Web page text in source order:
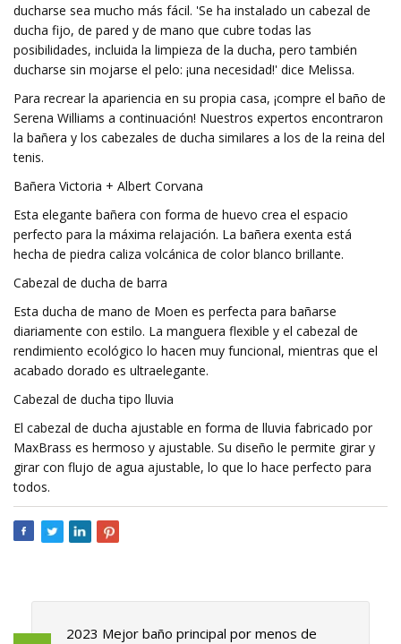
ducharse sea mucho más fácil. 'Se ha instalado un cabezal de
ducha fijo, de pared y de mano que cubre todas las
posibilidades, incluida la limpieza de la ducha, pero también
ducharse sin mojarse el pelo: ¡una necesidad!' dice Melissa.
Para recrear la apariencia en su propia casa, ¡compre el baño de
Serena Williams a continuación! Nuestros expertos encontraron
la bañera y los cabezales de ducha similares a los de la reina del
tenis.
Bañera Victoria + Albert Corvana
Esta elegante bañera con forma de huevo crea el espacio
perfecto para la máxima relajación. La bañera exenta está
hecha de piedra caliza volcánica de color blanco brillante.
Cabezal de ducha de barra
Esta ducha de mano de Moen es perfecta para bañarse
diariamente con estilo. La manguera flexible y el cabezal de
rendimiento ecológico lo hacen muy funcional, mientras que el
acabado dorado es ultraelegante.
Cabezal de ducha tipo lluvia
El cabezal de ducha ajustable en forma de lluvia fabricado por
MaxBrass es hermoso y ajustable. Su diseño le permite girar y
girar con flujo de agua ajustable, lo que lo hace perfecto para
todos.
2023 Mejor baño principal por menos de